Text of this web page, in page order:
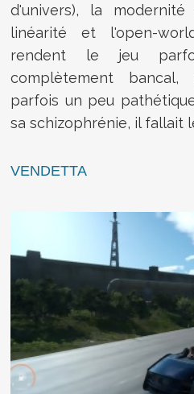
d'univers), la
linéarité et l'open-
rendent le jeu
complètement
parfois un peu
sa schizophrénie, il fallait
VENDETTA